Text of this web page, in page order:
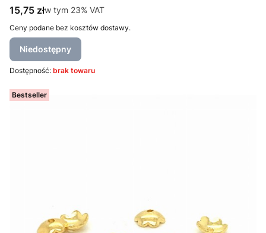
Cena brutto
15,75 złw tym %s VAT
w tym 23% VAT
Ceny podane bez kosztów dostawy.
Niedostępny
Dostępność: brak towaru
Bestseller